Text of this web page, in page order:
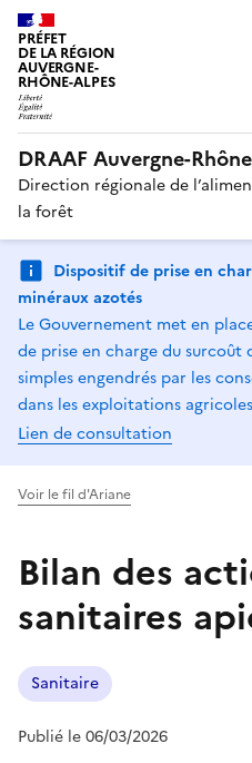
PRÉFET
DE LA RÉGION
AUVERGNE-
RHÔNE-ALPES
DRAAF Auvergne-
Direction régionale de
la forêt
Dispositif de prise en
minéraux azotés
Le Gouvernement met en
de prise en charge du surcoût
simples engendrés par les
dans les exploitations
Lien de consultation
Voir le fil d'Ariane
Bilan des
sanitaires
Sanitaire
Publié le 06/03/2026